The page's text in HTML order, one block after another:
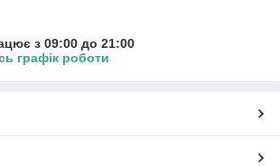
з 09:00 до 21:00
графік роботи